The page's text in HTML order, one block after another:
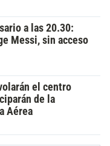
a las 20.30:
Messi, sin acceso
el centro
de la
Aérea